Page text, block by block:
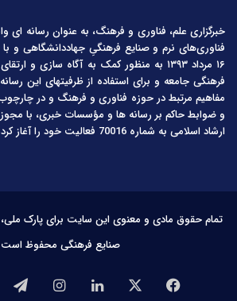
خبرگزاری علم، فناوری و فرهنگ، به عنوان رسانه ای
فناوری‌های نرم و صنایع فرهنگیِ جهاددانشگاهی و با
۱۶ مرداد ۱۳۹۳ به منظور کمک به آگاه سازی و
فرهنگی جامعه و برای استفاده از ظرفیتهای این
مفاهیم مرتبط در حوزه فناوری و فرهنگ و در
و ضوابط حاکم بر رسانه ها و مؤسسات خبری، با
ارشاد اسلامی به شماره 70016 فعالیت خود را آغاز کرده است.
تمام حقوق مادی و معنوی این سایت برای پارک
صنایع فرهنگی محفوظ
فیس لینکدیناینستاگرام